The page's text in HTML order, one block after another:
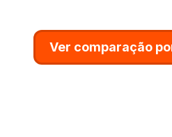
Ver comparação